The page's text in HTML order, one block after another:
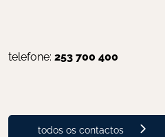
telefone: 253 700 400
todos os contactos